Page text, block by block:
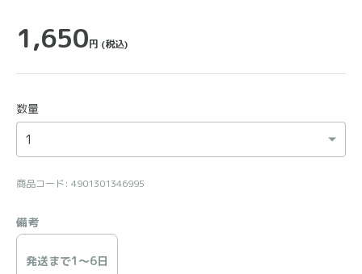
1,650円 (税込)
数量
商品コード: 4901301346995
備考
発送まで1〜6日